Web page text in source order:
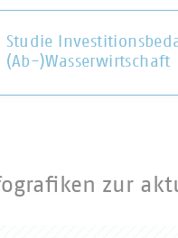
Studie
(Ab-)Wasserwirtschaft
zur